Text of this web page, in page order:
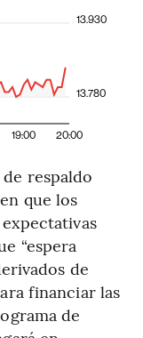
19:00 20:00
13.780
13.930
respaldo
que los
“espera
de
financiar las
de